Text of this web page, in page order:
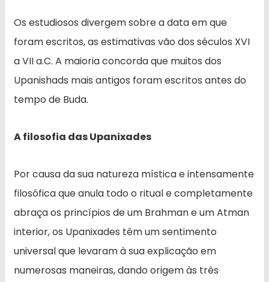
Os estudiosos divergem sobre a data em que
foram escritos, as estimativas vão dos séculos XVI
a VII a.C. A maioria concorda que muitos dos
Upanishads mais antigos foram escritos antes do
tempo de Buda.
A filosofia das Upanixades
Por causa da sua natureza mística e intensamente
filosófica que anula todo o ritual e completamente
abraça os princípios de um Brahman e um Atman
interior, os Upanixades têm um sentimento
universal que levaram à sua explicação em
numerosas maneiras, dando origem às três